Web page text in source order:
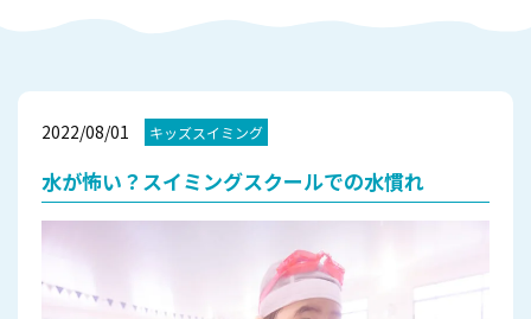
2022/08/01 キッズスイミング
水が怖い？スイミングスクールでの水慣れ